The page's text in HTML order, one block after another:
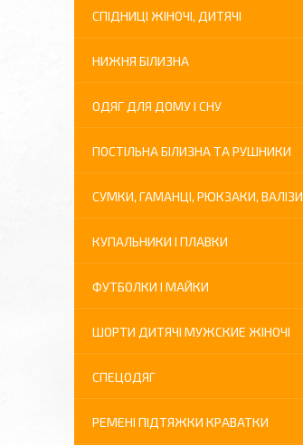
СПІДНИЦІ ЖІНОЧІ, ДИТЯЧІ
НИЖНЯ БІЛИЗНА
ОДЯГ ДЛЯ ДОМУ І СНУ
ПОСТІЛЬНА БІЛИЗНА ТА РУШНИКИ
СУМКИ, ГАМАНЦІ, РЮКЗАКИ, ВАЛІЗИ
КУПАЛЬНИКИ І ПЛАВКИ
ФУТБОЛКИ І МАЙКИ
ШОРТИ ДИТЯЧІ МУЖСКИЕ ЖІНОЧІ
СПЕЦОДЯГ
РЕМЕНІ ПІДТЯЖКИ КРАВАТКИ